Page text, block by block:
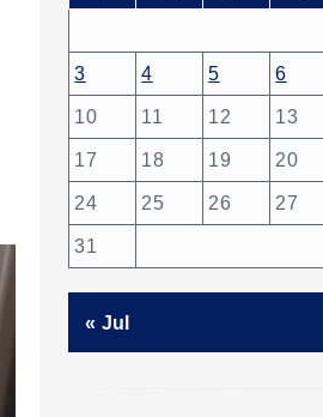
3 4 5 6
10 11 12 13
17 18 19 20
24 25 26 27
31
« Jul